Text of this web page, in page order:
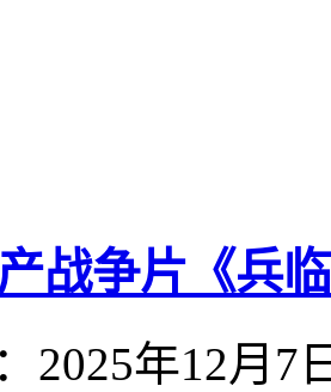
战争片《兵
2025年12月7